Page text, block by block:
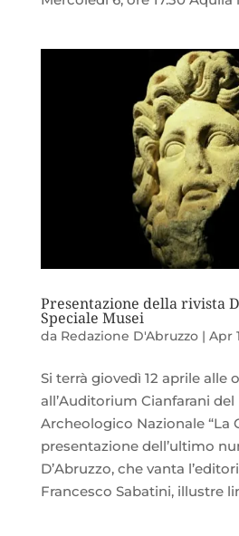
Presentazione della rivista
Speciale Musei
da Redazione D'Abruzzo| Apr
Si terrà giovedì 12 aprile alle
all’Auditorium Cianfarani del
Archeologico Nazionale “La
presentazione dell’ultimo
D’Abruzzo, che vanta
Francesco Sabatini, illustre